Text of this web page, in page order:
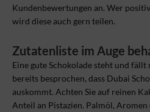
Kundenbewertungen an. Wer
wird diese auch gern teilen.
Zutatenliste im Auge
Eine gute Schokolade steht und
bereits besprochen, dass Dubai
auskommt. Achten Sie auf reinen
Anteil an Pistazien. Palmöl,